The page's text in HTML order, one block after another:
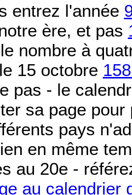
entrez l'année
ère, et pas
nombre à
15 octobre
pas - le
sa page pour
pays
en même
au 20e -
au calendrier